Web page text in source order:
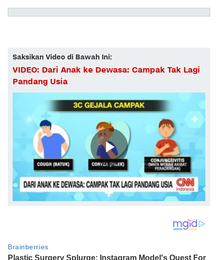
Saksikan Video di Bawah Ini:
VIDEO: Dari Anak ke Dewasa: Campak Tak Lagi
Pandang Usia